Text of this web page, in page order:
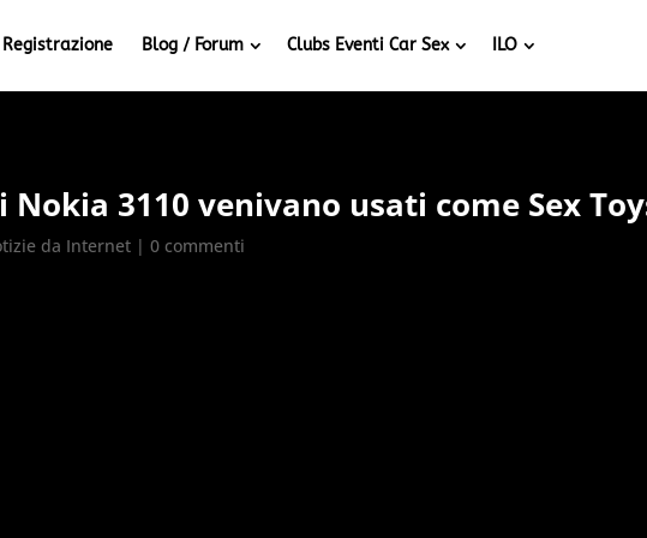
Registrazione Blog / Forum Clubs Eventi Car Sex ILO
3110 venivano usati come Sex
da Internet |0 commenti